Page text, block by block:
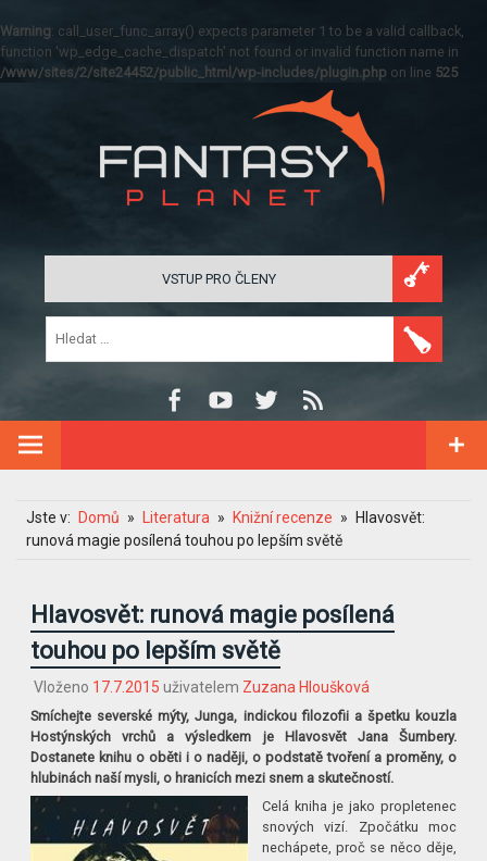
Warning: call_user_func_array() expects parameter 1 to be a valid callback,
function 'wp_edge_cache_dispatch' not found or invalid function name in
/www/sites/2/site24452/public_html/wp-includes/plugin.php on line 525
VSTUP PRO ČLENY
Jste v: Domů Literatura Knižní recenze
Hlavosvět:
runová magie posílená touhou po lepším světě
Hlavosvět: runová magie posílená
touhou po lepším světě
Vloženo 17.7.2015 uživatelem Zuzana Hloušková
Smíchejte severské mýty, Junga, indickou filozofii a špetku kouzla
Hostýnských vrchů a výsledkem je Hlavosvět Jana Šumbery.
Dostanete knihu o oběti i o naději, o podstatě tvoření a proměny, o
hlubinách naší mysli, o hranicích mezi snem a skutečností.
Celá kniha je jako propletenec
snových vizí. Zpočátku moc
nechápete, proč se něco děje,